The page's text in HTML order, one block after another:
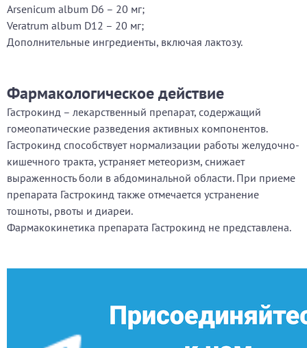
Arsenicum album D6 – 20 мг;
Veratrum album D12 – 20 мг;
Дополнительные ингредиенты, включая лактозу.
Фармакологическое действие
Гастрокинд – лекарственный препарат, содержащий
гомеопатические разведения активных компонентов.
Гастрокинд способствует нормализации работы желудочно-
кишечного тракта, устраняет метеоризм, снижает
выраженность боли в абдоминальной области. При приеме
препарата Гастрокинд также отмечается устранение
тошноты, рвоты и диареи.
Фармакокинетика препарата Гастрокинд не представлена.